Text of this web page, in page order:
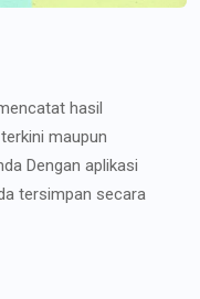
hasil
maupun
Dengan aplikasi
tersimpan secara